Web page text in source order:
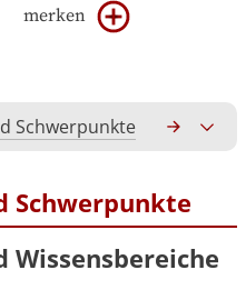
merken
Schwerpunkte
Schwerpunkte
Wissensbereiche